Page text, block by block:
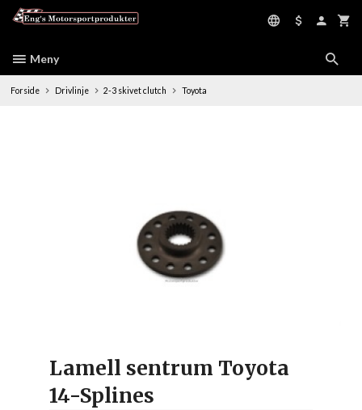
Meny
Forside Drivlinje 2-3 skivet clutch Toyota
Lamell sentrum Toyota
14-Splines